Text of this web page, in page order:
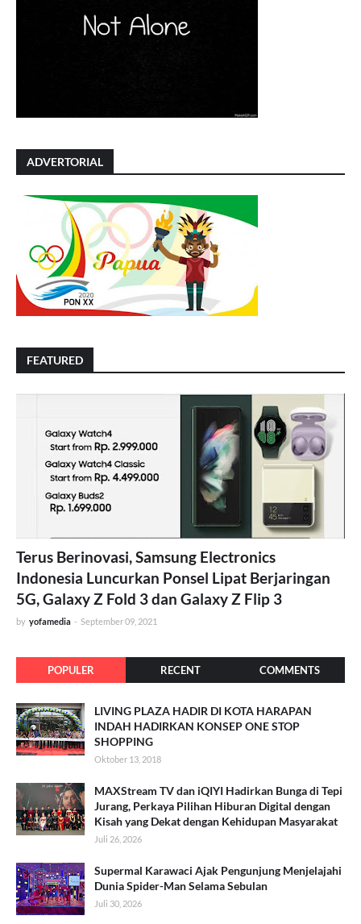
ADVERTORIAL
FEATURED
Terus Berinovasi, Samsung Electronics
Indonesia Luncurkan Ponsel Lipat Berjaringan
5G, Galaxy Z Fold 3 dan Galaxy Z Flip 3
by yofamedia - September 09, 2021
POPULER RECENT COMMENTS
LIVING PLAZA HADIR DI KOTA HARAPAN
INDAH HADIRKAN KONSEP ONE STOP
SHOPPING
Oktober 13, 2018
MAXStream TV dan iQIYI Hadirkan Bunga di Tepi
Jurang, Perkaya Pilihan Hiburan Digital dengan
Kisah yang Dekat dengan Kehidupan Masyarakat
Juli 26, 2026
Supermal Karawaci Ajak Pengunjung Menjelajahi
Dunia Spider-Man Selama Sebulan
Juli 30, 2026